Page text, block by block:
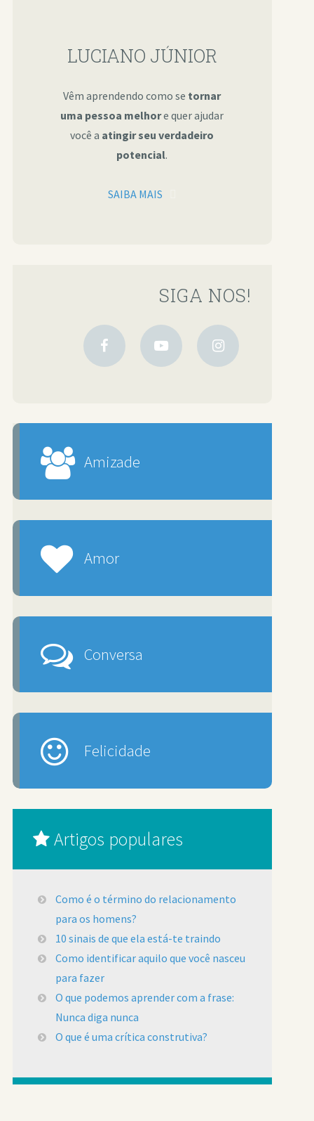
LUCIANO JÚNIOR
Vêm aprendendo como se tornar
uma pessoa melhore quer ajudar
você a atingir seu verdadeiro
potencial.
SAIBA MAIS
SIGA NOS!
Amizade
Amor
Conversa
Felicidade
Artigos populares
Como é o término do relacionamento
para os homens?
10 sinais de que ela está-te traindo
Como identificar aquilo que você nasceu
para fazer
O que podemos aprender com a frase:
Nunca diga nunca
O que é uma crítica construtiva?